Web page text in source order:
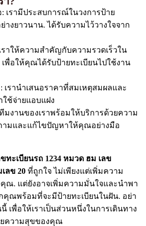
เรามีประสบการณ์ในวงการป้าย
างยาวนาน. ได้รับความไว้วางใจจาก
ราให้ความสำคัญกับความรวดเร็วใน
เพื่อให้คุณได้รับป้ายทะเบียนไปใช้งาน
เรานำเสนอราคาที่สมเหตุสมผลและ
ใช้จ่ายแอบแฝง
มงานของเราพร้อมให้บริการด้วยความ
ามและแก้ไขปัญหาให้คุณอย่างมือ
ขทะเบียนรถ 1234 หมวด ฮม เลข
ลข 20 ที่ถูกใจ ไม่เพียงแต่เพิ่มความ
ณ. แต่ยังอาจเพิ่มความมั่นใจและนำพา
ณพร้อมที่จะมีป้ายทะเบียนในฝัน. อย่า
เพื่อให้เราเป็นส่วนหนึ่งในการเดินทาง
ยความสุขของคุณ